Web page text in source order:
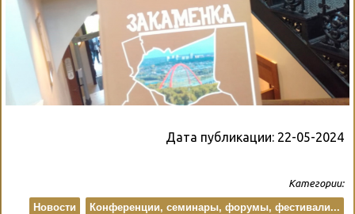
Дата публикации: 22-05-2024
Категории:
Конференции, семинары, форумы, фестивали...
Новости